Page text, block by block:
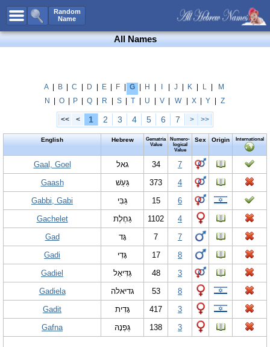
Random
Name
All Names
Boy Names
Unisex Names
Popular Names
Celebs B. DaysNew!
Numerology
Add Name
Contact Us
All Names
A B C D E F G H J K L
M
N
O P Q R S T U V W X Y Z
<< < 1 2 3 4 5 6 7 > >>
English Hebrew
Gematria
Value
Numero-
logical
Value
Sex Origin International
Gaal, Goel גאל 34
7
Gaash
גַּעַשׁ 373
4
Gabbi, Gabi
גַּבִּי 15
6
Gachelet
גַּחֶלֶת 1102
4
Gad
גָּד 7
7
Gadi
גָּדִי 17
8
Gadiel
גַּדִּיאֵל 48
3
Gadiela
גדיאלה 53
8
Gadit
גָּדִית 417
3
Gafna
גַּפְנָהּ 138 3